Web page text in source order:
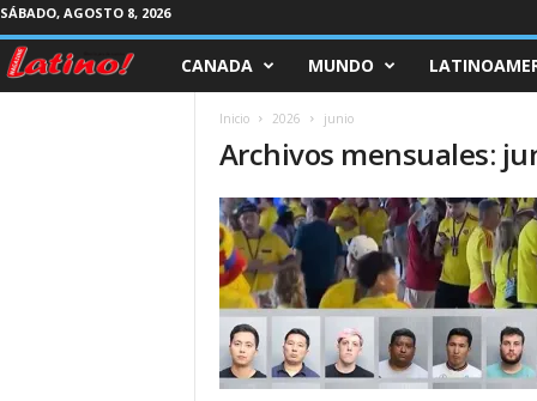
SÁBADO, AGOSTO 8, 2026
CANADA MUNDO
Inicio 2026 junio
Archivos mensuales: